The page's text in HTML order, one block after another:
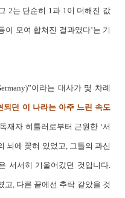
2는 단순히 1과 1이 더해진 값
이 모여 합쳐진 결과였다’는 기
이라는 대사가 몇 차례
되던 이 나라는 아주 느린 속도
재자 히틀러로부터 근원한 ‘서
뇌에 꽂혀 있었고, 그들의 과신
서서히 기울어갔던 것입니다.
고, 다른 끝에선 추락 같았을 것